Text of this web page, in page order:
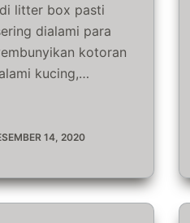
litter box pasti
dialami para
kotoran
kucing,…
14, 2020